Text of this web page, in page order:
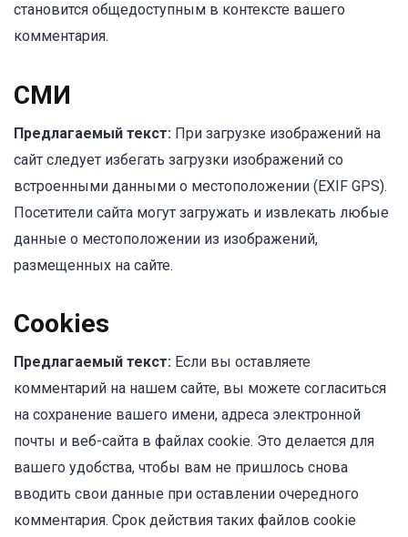
становится общедоступным в контексте вашего
комментария.
СМИ
Предлагаемый текст: При загрузке изображений на
сайт следует избегать загрузки изображений со
встроенными данными о местоположении (EXIF GPS).
Посетители сайта могут загружать и извлекать любые
данные о местоположении из изображений,
размещенных на сайте.
Cookies
Предлагаемый текст: Если вы оставляете
комментарий на нашем сайте, вы можете согласиться
на сохранение вашего имени, адреса электронной
почты и веб-сайта в файлах cookie. Это делается для
вашего удобства, чтобы вам не пришлось снова
вводить свои данные при оставлении очередного
комментария. Срок действия таких файлов cookie